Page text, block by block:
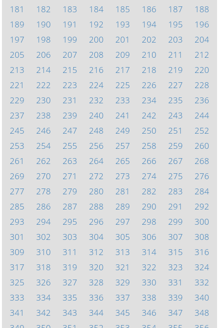
181
182 183 184 185 186 187
188
189
190 191 192 193 194 195
196
197
198 199 200 201 202 203
204
205
206 207 208 209 210 211
212
213
214 215 216 217 218 219
220
221
222 223 224 225 226 227
228
229
230 231 232 233 234 235
236
237
238 239 240 241 242 243
244
245
246 247 248 249 250 251
252
253
254 255 256 257 258 259
260
261
262 263 264 265 266 267
268
269
270 271 272 273 274 275
276
277
278 279 280 281 282 283
284
285
286 287 288 289 290 291
292
293
294 295 296 297 298 299
300
301
302 303 304 305 306 307
308
309
310 311 312 313 314 315
316
317
318 319 320 321 322 323
324
325
326 327 328 329 330 331
332
333
334 335 336 337 338 339
340
341
342 343 344 345 346 347
348